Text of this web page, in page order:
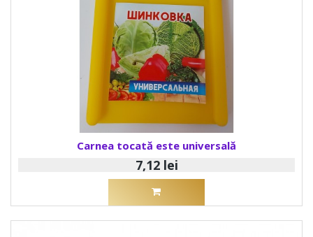
Carnea tocată este universală
7,12 lei